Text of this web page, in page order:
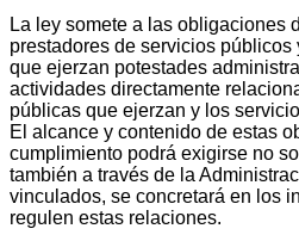
La ley somete a las obligaciones
prestadores de servicios
que ejerzan potestades
actividades directamente
públicas que ejerzan y los
El alcance y contenido de estas
cumplimiento podrá exigirse no
también a través de la
vinculados, se concretará en los
regulen estas relaciones.